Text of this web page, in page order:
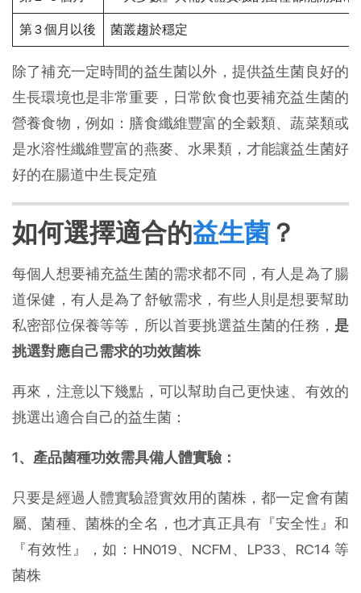
第 3 個月以後 菌叢趨於穩定
除了補充一定時間的益生菌以外，提供益生菌良好的
生長環境也是非常重要，日常飲食也要補充益生菌的
營養食物，例如：膳食纖維豐富的全穀類、蔬菜類或
是水溶性纖維豐富的燕麥、水果類，才能讓益生菌好
好的在腸道中生長定殖
如何選擇適合的益生菌 ？
每個人想要補充益生菌的需求都不同，有人是為了腸
道保健，有人是為了舒敏需求，有些人則是想要幫助
私密部位保養等等，所以首要挑選益生菌的任務， 是
挑選對應自己需求的功效菌株
再來，注意以下幾點，可以幫助自己更快速、有效的
挑選出適合自己的益生菌：
1、產品菌種功效需具備人體實驗：
只要是經過人體實驗證實效用的菌株，都一定會有菌
屬、菌種、菌株的全名，也才真正具有『安全性』和
『有效性』，如：HN019、NCFM、LP33、RC14 等
菌株